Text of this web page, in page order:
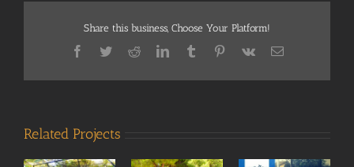
Share this business, Choose Your Platform!
Facebook
TwitterRedditLinkedInTumblr Pinterest
Vk Email
Related Projects